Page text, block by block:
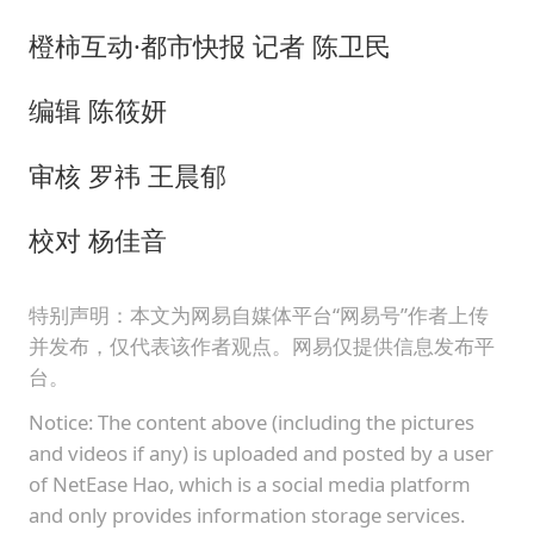
橙柿互动·都市快报 记者 陈卫民
编辑 陈筱妍
审核 罗祎 王晨郁
校对 杨佳音
特别声明：本文为网易自媒体平台“网易号”作者上传
并发布，仅代表该作者观点。网易仅提供信息发布平
台。
Notice: The content above (including the pictures
and videos if any) is uploaded and posted by a user
of NetEase Hao, which is a social media platform
and only provides information storage services.